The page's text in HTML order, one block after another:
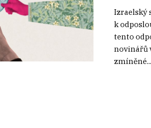
Izraelský
k
tento
novinářů
zmíněné...